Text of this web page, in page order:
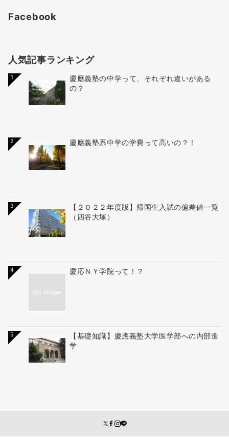
Facebook
人気記事ランキング
1
慶應義塾の中学って、それぞれ違いがある
の？
2 慶應義塾系中学の学費って高いの？！
3
【２０２２年度版】帰国生入試の偏差値一覧
（四谷大塚）
4 慶応ＮＹ学院って！？
5
【基礎知識】慶應義塾大学医学部への内部進
学